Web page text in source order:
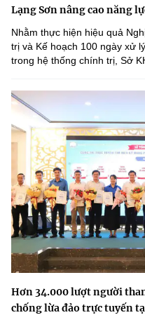
Lạng Sơn nâng cao năng
Nhằm thực hiện hiệu quả
trị và Kế hoạch 100 ngày xử
trong hệ thống chính trị, Sở
Hơn 34.000 lượt người
chống lừa đảo trực tuyến